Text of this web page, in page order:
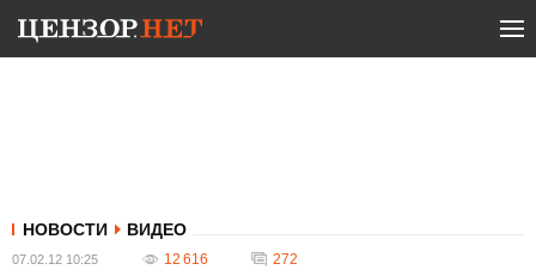
НОВОСТИ ВИДЕО
07.02.12 10:25 12 616 272